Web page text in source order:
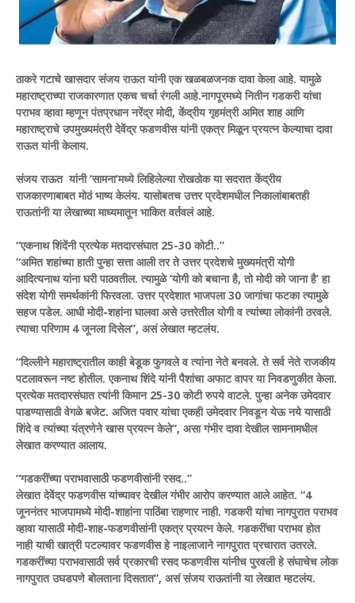
ठाकरे गटाचे खासदार संजय राऊत यांनी एक खळबळजनक दावा केला आहे. यामुळे
महाराष्ट्राच्या राजकारणात एकच चर्चा रंगली आहे.नागपूरमध्ये नितीन गडकरी यांचा
पराभव व्हावा म्हणून पंतप्रधान नरेंद्र मोदी, केंद्रीय गृहमंत्री अमित शाह आणि
महाराष्ट्राचे उपमुख्यमंत्री देवेंद्र फडणवीस यांनी एकत्र मिळून प्रयत्न केल्याचा दावा
राऊत यांनी केलाय.
संजय राऊत यांनी ‘सामना’मध्ये लिहिलेल्या रोखठोक या सदरात केंद्रीय
राजकारणाबाबत मोठं भाष्य केलंय. यासोबतच उत्तर प्रदेशमधील निकालांबाबतही
राऊतांनी या लेखाच्या माध्यमातून भाकित वर्तवलं आहे.
“एकनाथ शिंदेंनी प्रत्येक मतदारसंघात 25-30 कोटी..”
“अमित शहांच्या हाती पुन्हा सत्ता आली तर ते उत्तर प्रदेशचे मुख्यमंत्री योगी
आदित्यनाथ यांना घरी पाठवतील. त्यामुळे ‘योगी को बचाना है, तो मोदी को जाना है’ हा
संदेश योगी समर्थकांनी फिरवला. उत्तर प्रदेशात भाजपला 30 जागांचा फटका त्यामुळे
सहज पडेल. आधी मोदी-शहांना घालवा असे उत्तरेतील योगी व त्यांच्या लोकांनी ठरवले.
त्याचा परिणाम 4 जूनला दिसेल”, असं लेखात म्हटलंय.
“दिल्लीने महाराष्ट्रातील काही बेडूक फुगवले व त्यांना नेते बनवले. ते सर्व नेते राजकीय
पटलावरून नष्ट होतील. एकनाथ शिंदे यांनी पैशांचा अफाट वापर या निवडणुकीत केला.
प्रत्येक मतदारसंघात त्यांनी किमान 25-30 कोटी रुपये वाटले. पुन्हा अनेक उमेदवार
पाडण्यासाठी वेगळे बजेट. अजित पवार यांचा एकही उमेदवार निवडून येऊ नये यासाठी
शिंदे व त्यांच्या यंत्रणेने खास प्रयत्न केले”, असा गंभीर दावा देखील सामनामधील
लेखात करण्यात आलाय.
“गडकरींच्या पराभवासाठी फडणवीसांनी रसद..”
लेखात देवेंद्र फडणवीस यांच्यावर देखील गंभीर आरोप करण्यात आले आहेत. “4
जूननंतर भाजपामध्ये मोदी-शाहांना पाठिंबा राहणार नाही. गडकरी यांचा नागपुरात पराभव
व्हावा यासाठी मोदी-शाह-फडणवीसांनी एकत्र प्रयत्न केले. गडकरींचा पराभव होत
नाही याची खात्री पटल्यावर फडणवीस हे नाइलाजाने नागपुरात प्रचारात उतरले.
गडकरींच्या पराभवासाठी सर्व प्रकारची रसद फडणवीस यांनीच पुरवली हे संघाचेच लोक
नागपुरात उघडपणे बोलताना दिसतात”, असं संजय राऊतांनी या लेखात म्हटलंय.